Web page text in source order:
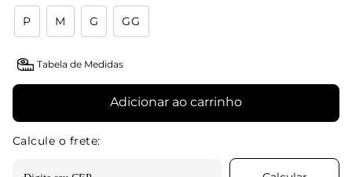
P M G GG
Tabela de Medidas
Adicionar ao carrinho